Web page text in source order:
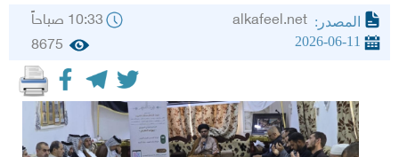
المصدر: 10:33 صباحاً
2026-06-11
8675